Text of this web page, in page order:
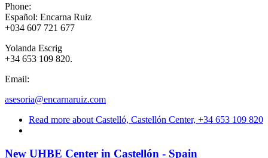
Phone:
Español: Encarna Ruiz
+034 607 721 677
Yolanda Escrig
+34 653 109 820.
Email:
asesoria@encarnaruiz.com
Read more about Castelló, Castellón Center, +34 653 109 820
New UHBE Center in Castellón - Spain